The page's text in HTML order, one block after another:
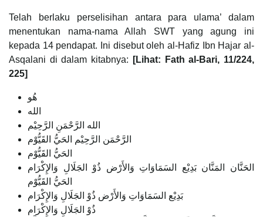
Telah berlaku perselisihan antara para ulama’ dalam
menentukan nama-nama Allah SWT yang agung ini
kepada 14 pendapat. Ini disebut oleh al-Hafiz Ibn Hajar al-
Asqalani di dalam kitabnya:
[Lihat: Fath al-Bari, 11/224,
225]
هُو
الله
الله الرَّحْمَنِ الرَّحِيْم
الرَّحْمَن الرَّحِيْم الحَيُّ القَيُّوْم
الحَيُّ القَيُّوْم
الحَنَّان المَنَّان بَدِيْع السَمَاوَاتِ وَالأَرْض ذُوْ الجَلَالِ وَالإِكْرَام
الحَيُّ القَيُّوْم
بَدِيْع السَمَاوَاتِ وَالأَرْض ذُوْ الجَلَالِ وَالإِكْرَام
ذُوْ الجَلَالِ وَالإِكْرَام